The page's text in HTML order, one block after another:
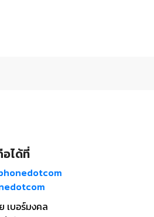
ได้ที่
เบอร์มงคล